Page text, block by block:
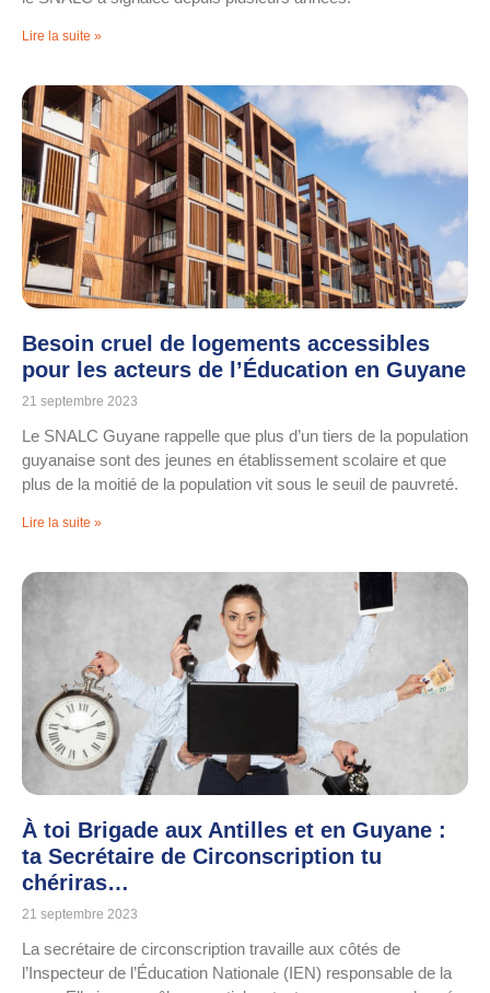
Lire la suite »
Besoin cruel de logements accessibles
pour les acteurs de l’Éducation en Guyane
21 septembre 2023
Le SNALC Guyane rappelle que plus d’un tiers de la population
guyanaise sont des jeunes en établissement scolaire et que
plus de la moitié de la population vit sous le seuil de pauvreté.
Lire la suite »
À toi Brigade aux Antilles et en Guyane :
ta Secrétaire de Circonscription tu
chériras…
21 septembre 2023
La secrétaire de circonscription travaille aux côtés de
l’Inspecteur de l’Éducation Nationale (IEN) responsable de la